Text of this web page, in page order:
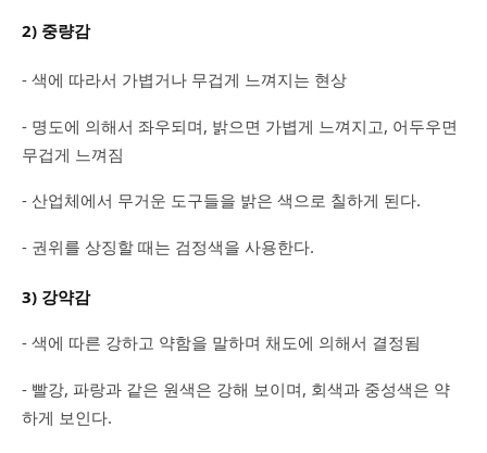
2) 중량감
- 색에 따라서 가볍거나 무겁게 느껴지는 현상
- 명도에 의해서 좌우되며, 밝으면 가볍게 느껴지고, 어두우면
무겁게 느껴짐
- 산업체에서 무거운 도구들을 밝은 색으로 칠하게 된다.
- 권위를 상징할 때는 검정색을 사용한다.
3) 강약감
- 색에 따른 강하고 약함을 말하며 채도에 의해서 결정됨
- 빨강, 파랑과 같은 원색은 강해 보이며, 회색과 중성색은 약
하게 보인다.